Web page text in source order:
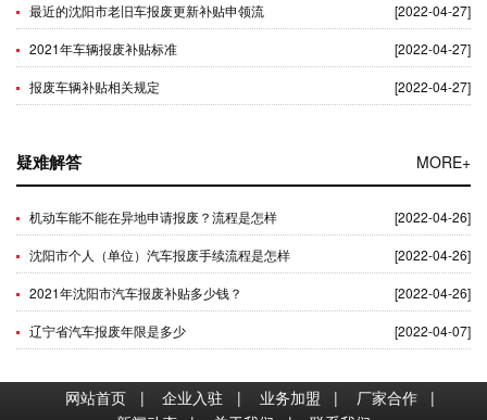
[2022-04-27]
最近的沈阳市老旧车报废更新补贴申领流
[2022-04-27]
2021年车辆报废补贴标准
[2022-04-27]
报废车辆补贴相关规定
疑难解答 MORE+
[2022-04-26]
机动车能不能在异地申请报废？流程是怎样
[2022-04-26]
沈阳市个人（单位）汽车报废手续流程是怎样
[2022-04-26]
2021年沈阳市汽车报废补贴多少钱？
[2022-04-07]
辽宁省汽车报废年限是多少
网站首页 | 企业入驻 | 业务加盟 | 厂家合作
|